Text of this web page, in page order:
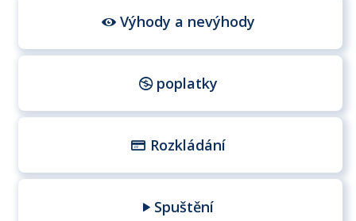
Výhody a nevýhody
poplatky
Rozkládání
Spuštění